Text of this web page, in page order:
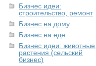
Бизнес идеи:
строительство, ремонт
Бизнес на дому
Бизнес на еде
Бизнес идеи: животные,
растения (сельский
бизнес)